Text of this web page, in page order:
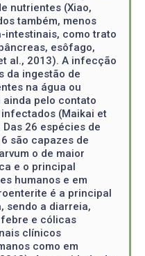
nutrientes (Xiao,
também, menos
intestinais, como trato
esôfago,
al., 2013). A infecção
da ingestão de
na água ou
pelo contato
(Maikai et
26 espécies de
são capazes de
o de maior
e o principal
humanos e em
é a principal
sendo a diarreia,
e cólicas
clínicos
como em